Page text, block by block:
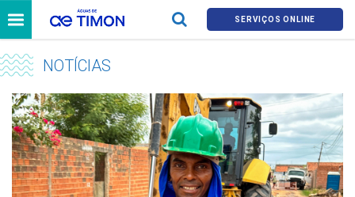
SERVIÇOS ONLINE
NOTÍCIAS